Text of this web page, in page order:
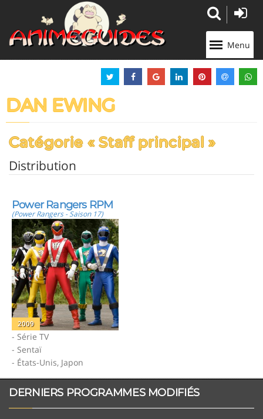
Menu
DAN EWING
Catégorie « Staff principal »
Distribution
Power Rangers RPM
(Power Rangers - Saison 17)
2009
- Série TV
- Sentaï
- États-Unis, Japon
DERNIERS PROGRAMMES MODIFIÉS
Panneau de gestion des cookies